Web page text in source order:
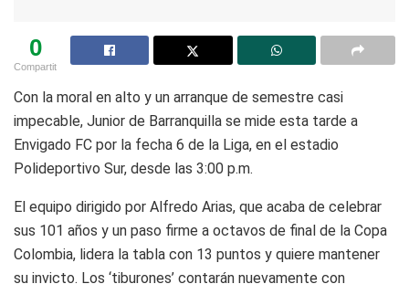
0
Compartit
Con la moral en alto y un arranque de semestre casi
impecable, Junior de Barranquilla se mide esta tarde a
Envigado FC por la fecha 6 de la Liga, en el estadio
Polideportivo Sur, desde las 3:00 p.m.
El equipo dirigido por Alfredo Arias, que acaba de celebrar
sus 101 años y un paso firme a octavos de final de la Copa
Colombia, lidera la tabla con 13 puntos y quiere mantener
su invicto. Los ‘tiburones’ contarán nuevamente con